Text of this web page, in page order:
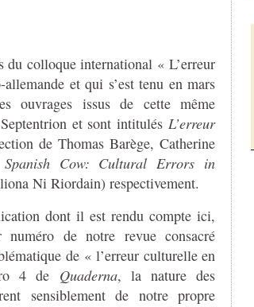
du colloque international « L’erreur
et qui s’est tenu en mars
ouvrages issus de cette même
et sont intitulés L’erreur
de Thomas Barège, Catherine
Cow: Cultural Errors in
Ni Riordain) respectivement.
dont il est rendu compte ici,
de notre revue consacré
de « l’erreur culturelle en
4 de Quaderna, la nature des
sensiblement de notre propre